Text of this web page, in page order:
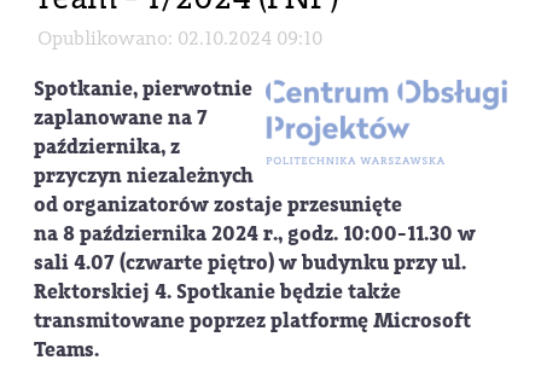
Opublikowano: 02.10.2024 09:10
Spotkanie, pierwotnie
zaplanowane na 7
października, z
przyczyn niezależnych
od organizatorów zostaje przesunięte
na8października 2024 r., godz. 10:00-11.30 w
sali 4.07 (czwarte piętro) w budynku przy ul.
Rektorskiej 4. Spotkanie będzie także
transmitowane poprzez platformę Microsoft
Teams.